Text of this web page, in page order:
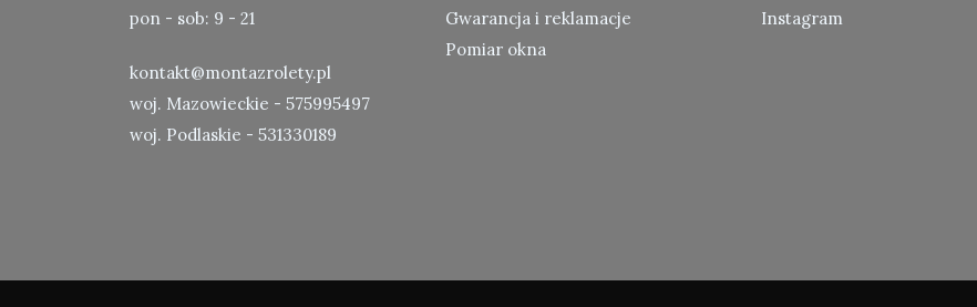
pon - sob: 9 - 21
kontakt@montazrolety.pl
woj. Mazowieckie - 575995497
woj. Podlaskie - 531330189
Gwarancja i reklamacje
Pomiar okna
Instagram